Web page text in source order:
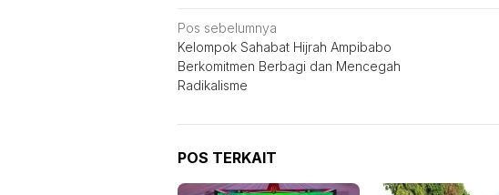
Navigasi
pos
Pos sebelumnya
Kelompok Sahabat Hijrah Ampibabo
Berkomitmen Berbagi dan Mencegah
Radikalisme
POS TERKAIT